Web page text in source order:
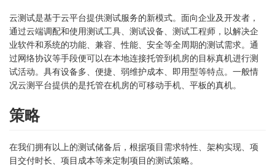
云测试是基于云平台提供测试服务的新模式。面向企业及开发者，
通过云端调配和使用测试工具、测试设备、测试工程师，以解决企
业软件和系统的功能、兼容、性能、安全等全周期的测试需求。通
过网络协议等手段便可以在本地连接托管到机房的目标真机进行测
试活动。具有设备多、便捷、弱维护成本、即用型等特点。一般情
况云测平台提供的是托管在机房的可移动手机、平板的真机。
策略
在我们拥有以上的测试储备后，根据项目需求特性、架构实现、项
目交付时长、项目成本等来定制项目的测试策略。